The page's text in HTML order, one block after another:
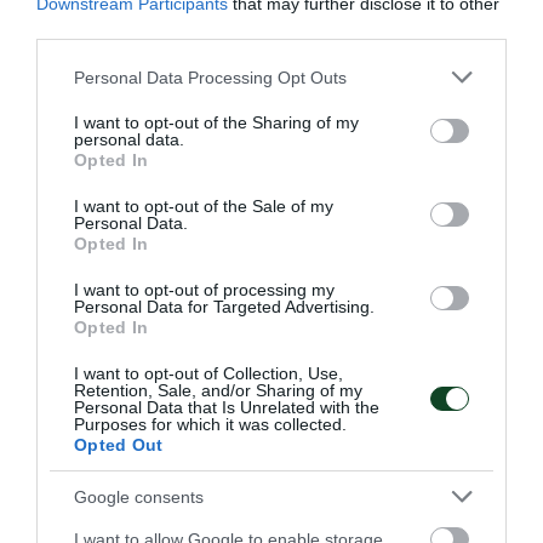
Please note that this website/app uses one or more Google
not limited to your visit or usage behaviour. You may click to
grant or deny consent to Google and its third-party tags to
use your data for below specified purposes in below Google
consent section.
Personal Data Processing Opt Outs
I want to opt-out of the Sharing of my
personal data.
Opted In
I want to opt-out of the Sale of my
Personal Data.
Opted In
I want to opt-out of processing my
Personal Data for Targeted Advertising.
Opted In
I want to opt-out of Collection, Use,
Retention, Sale, and/or Sharing of my
Personal Data that Is Unrelated with the
Purposes for which it was collected.
Opted Out
Google consents
83)Γιώργος Μαρμαρίδης-σκοποβολή
αργυρά μετάλλια
δύο
84)Νικος Τσιάρας-δισκοβολία
χάλκινα μετάλλιαΒαλκανικοί
85)Μιχάλης Καραγιάννης-τριπλούν
Χάλκινο μετάλλιο
Μεσογειακοί αγώνες και